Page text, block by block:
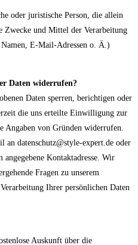
oder juristische Person, die allein
Zwecke und Mittel der Verarbeitung
E-Mail-Adressen o. Ä.)
Daten widerrufen?
Daten sperren, berichtigen oder
die uns erteilte Einwilligung zur
Angaben von Gründen widerrufen.
an datenschutz@style-expert.de oder
Kontaktadresse. Wir
Fragen zu unserem
Ihrer persönlichen Daten
Auskunft über die